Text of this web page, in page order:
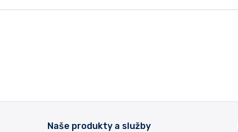
Naše produkty a služby